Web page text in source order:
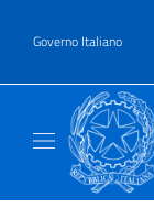
Governo Italiano